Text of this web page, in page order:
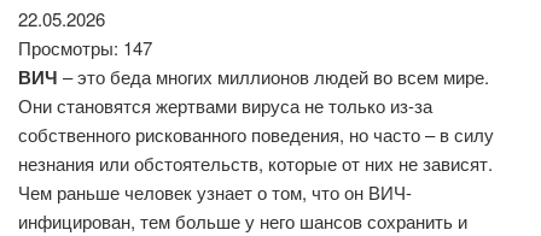
22.05.2026
Просмотры: 147
ВИЧ – это беда многих миллионов людей во всем мире.
Они становятся жертвами вируса не только из-за
собственного рискованного поведения, но часто – в силу
незнания или обстоятельств, которые от них не зависят.
Чем раньше человек узнает о том, что он ВИЧ-
инфицирован, тем больше у него шансов сохранить и